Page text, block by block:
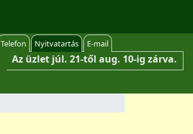
Telefon Nyitvatartás E-mail
Az üzlet júl. 21-től aug. 10-ig zárva.